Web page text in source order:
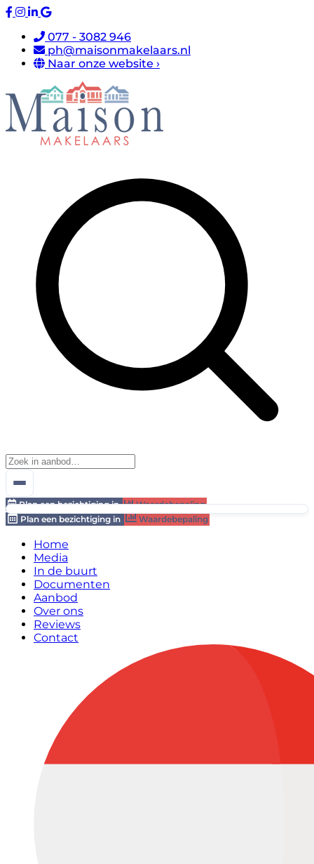
077 - 3082 946
ph@maisonmakelaars.nl
Naar onze website ›
Plan een bezichtiging in
Waardebepaling
Plan een bezichtiging in
Waardebepaling
Home
Media
In de buurt
Documenten
Aanbod
Over ons
Reviews
Contact